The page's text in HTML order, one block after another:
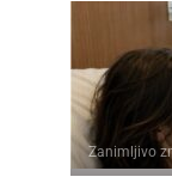
Zanimljivo